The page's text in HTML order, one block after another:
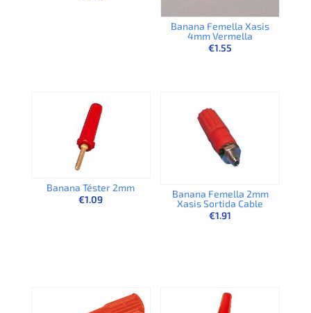
Banana Femella Xasis
4mm Vermella
€1.55
Banana Téster 2mm
€1.09
Banana Femella 2mm
Xasis Sortida Cable
€1.91